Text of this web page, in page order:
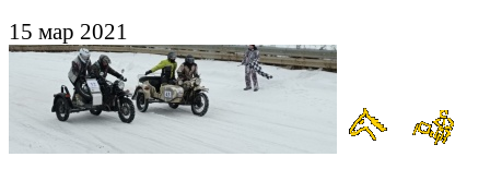
15 мар 2021